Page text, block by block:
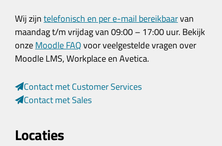
Wij zijntelefonisch en per e-mail bereikbaarvan
maandag t/m vrijdag van 09:00 – 17:00 uur. Bekijk
onzeMoodle FAQvoor veelgestelde vragen over
Moodle LMS, Workplace en Avetica.
Contact met Customer Services
Contact met Sales
Locaties